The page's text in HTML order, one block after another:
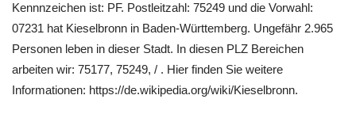
Kennnzeichen ist: PF. Postleitzahl: 75249 und die Vorwahl:
07231 hat Kieselbronn in Baden-Württemberg. Ungefähr 2.965
Personen leben in dieser Stadt. In diesen PLZ Bereichen
arbeiten wir: 75177, 75249, / . Hier finden Sie weitere
Informationen: https://de.wikipedia.org/wiki/Kieselbronn.